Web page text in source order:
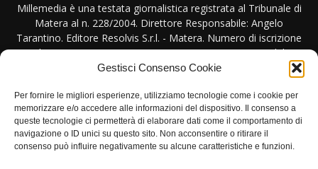
Gestisci Consenso Cookie
Per fornire le migliori esperienze, utilizziamo tecnologie come i cookie per
memorizzare e/o accedere alle informazioni del dispositivo. Il consenso a
queste tecnologie ci permetterà di elaborare dati come il comportamento di
navigazione o ID unici su questo sito. Non acconsentire o ritirare il
consenso può influire negativamente su alcune caratteristiche e funzioni.
Millemedia è una testata giornalistica registrata al Tribunale di
Matera al n. 228/2004. Direttore Responsabile: Angelo
Tarantino. Editore Resolvis S.r.l. - Matera. Numero di iscrizione
al ROC Registro Operatori Comunicazione n. 17440 del
31/10/2007
Contattaci:redazione@millemedia.it
SEGUICI